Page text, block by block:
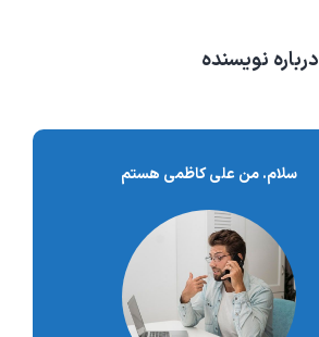
درباره نویسنده
سلام. من علی کاظمی هستم